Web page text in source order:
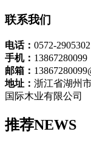
联系我们
电话： 0572-2905302
手机： 13867280099
邮箱：
地址： 浙江省湖州
国际木业有限公司
推荐NEWS